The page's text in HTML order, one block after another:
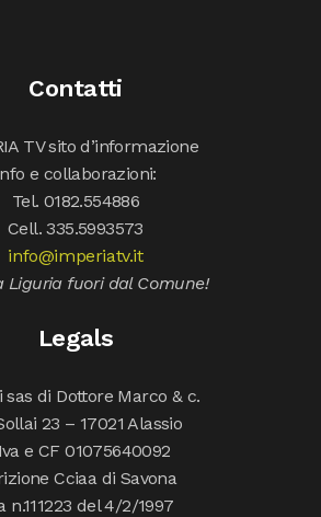
Contatti
TV sito d’informazione
e collaborazioni:
Tel. 0182.554886
Cell. 335.5993573
info@imperiatv.it
Liguria fuori dal Comune!
Legals
sas di Dottore Marco & c.
23 – 17021 Alassio
e CF 01075640092
Cciaa di Savona
n.111223 del 4/2/1997